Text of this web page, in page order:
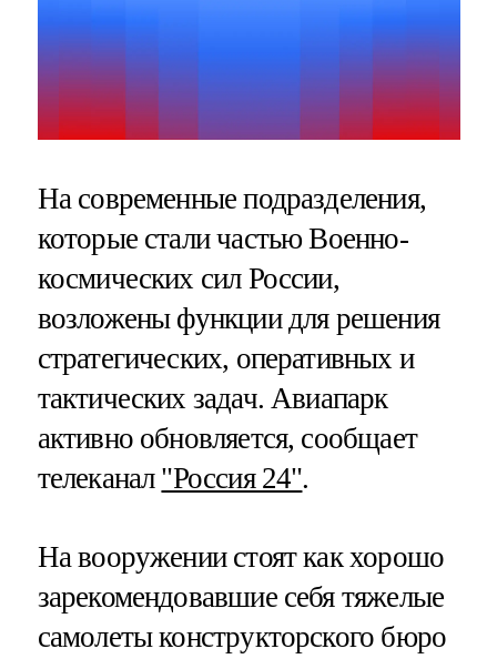
На современные подразделения,
которые стали частью Военно-
космических сил России,
возложены функции для решения
стратегических, оперативных и
тактических задач. Авиапарк
активно обновляется, сообщает
телеканал "Россия 24".
На вооружении стоят как хорошо
зарекомендовавшие себя тяжелые
самолеты конструкторского бюро